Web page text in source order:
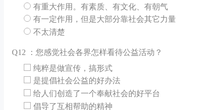
有重大作用。有素质、有文化、有朝气
有一定作用，但是大部分靠社会其它力量
不太清楚
Q12 ：您感觉社会各界怎样看待公益活动？
纯粹是做宣传，搞形式
是提倡社会公益的好办法
给人们创造了一个奉献社会的好平台
倡导了互相帮助的精神